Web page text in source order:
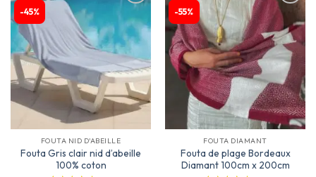
-45%
Ajouter
à la
liste
d’envies
FOUTA NID D'ABEILLE
Fouta Gris clair nid d’abeille
100% coton
-55%
Ajouter
liste
d’envies
FOUTA DIAMANT
Fouta de plage Bordeaux
Diamant 100cm x 200cm